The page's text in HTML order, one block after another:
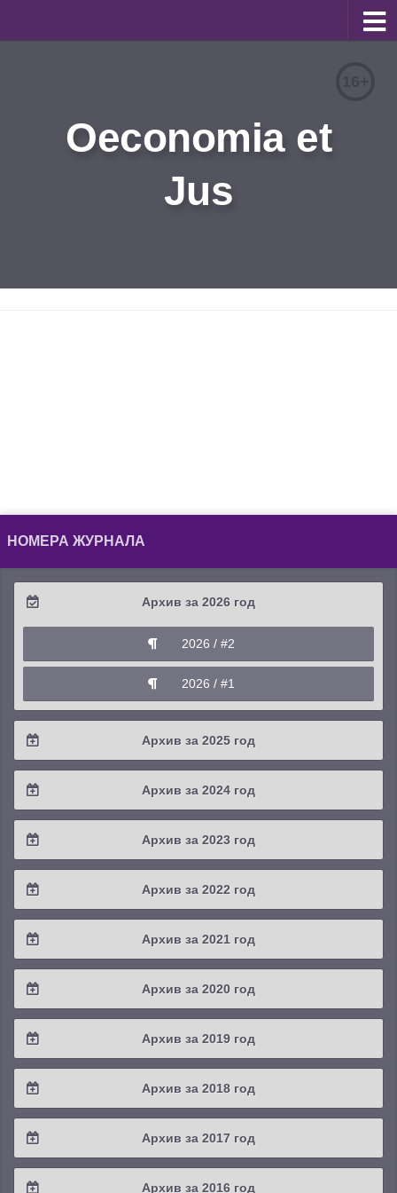
Для авторовOeconomia et
Jus
НОМЕРА ЖУРНАЛА
Архив за 2026 год
2026 / #2
2026 / #1
Архив за 2025 год
2025 / #4
2025 / #3
2025 / #1
Архив за 2024 год
2024 / #4
2024 / #3
2024 / #1
Архив за 2023 год
2023 / #4
2023 / #3
2023 / #1
Архив за 2022 год
2022 / #4
2022 / #3
2022 / #1
Архив за 2021 год
2021 / #4
2021 / #3
2021 / #1
Архив за 2020 год
2020 / #4
2020 / #3
2020 / #1
Архив за 2019 год
2019 / #4
2019 / #3
Архив за 2018 год
2018 / #4
2018 / #3
Архив за 2017 год
2017 / #4
Архив за 2016 год